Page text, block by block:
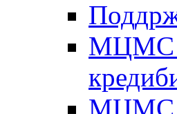
МЦМС -
МЦМС -